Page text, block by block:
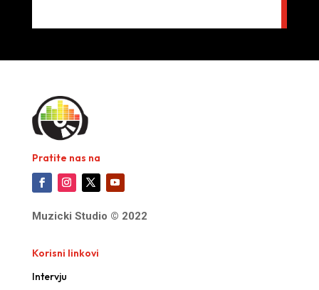
Pratite nas na
Muzicki Studio © 2022
Korisni linkovi
Intervju